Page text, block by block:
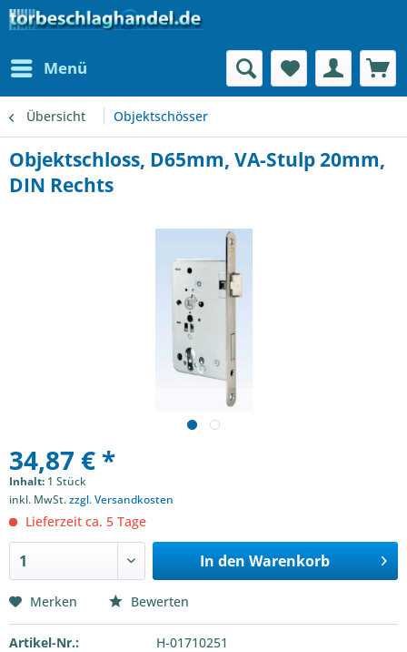
Menü
Übersicht Objektschösser
Objektschloss, D65mm, VA-Stulp 20mm,
DIN Rechts
34,87 € *
Inhalt: 1 Stück
inkl. MwSt.zzgl. Versandkosten
Lieferzeit ca. 5 Tage
In den Warenkorb
Merken Bewerten
Artikel-Nr.: H-01710251